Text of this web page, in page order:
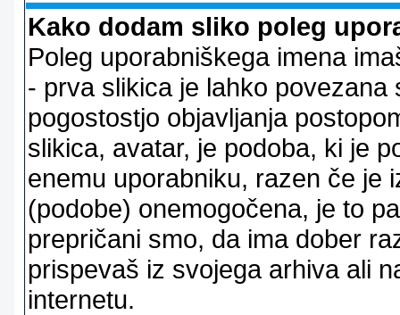
Kako dodam sliko poleg
Poleg uporabniškega imena
- prva slikica je lahko
pogostostjo objavljanja
slikica, avatar, je podoba, ki je
enemu uporabniku, razen če je
(podobe) onemogočena, je to
prepričani smo, da ima dober
prispevaš iz svojega arhiva ali
internetu.